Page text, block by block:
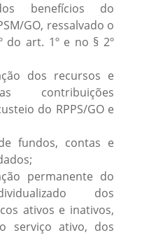
benefícios do
GO, ressalvado o
do art. 1º e no § 2º
dos recursos e
contribuições
do RPPS/GO e
fundos, contas e
permanente do
dos
ativos e inativos,
serviço ativo, dos